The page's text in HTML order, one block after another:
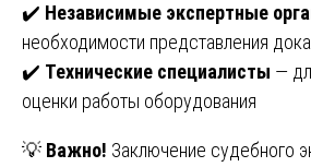
✔️ Независимые экспертные
необходимости представления
✔️ Технические специалисты —
оценки работы оборудования
💡 Важно! Заключение судебного